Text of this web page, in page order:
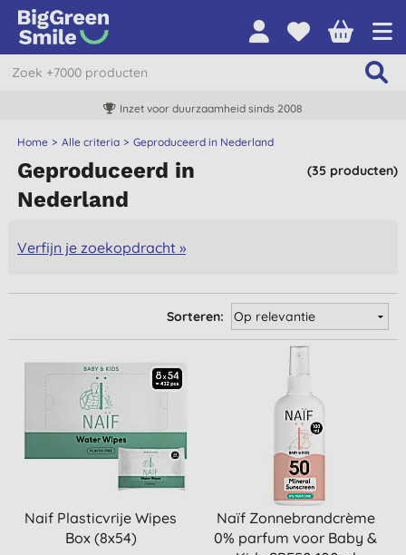
Inzet voor duurzaamheid sinds 2008
Home Alle criteria Geproduceerd in Nederland
(35 producten)
Geproduceerd in
Nederland
Verfijn je zoekopdracht »
Sorteren:
Naif Plasticvrije Wipes
Box (8x54)
Naïf Zonnebrandcrème
0% parfum voor Baby &